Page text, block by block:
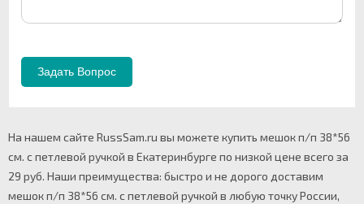
На нашем сайте RussSam.ru вы можете купить мешок п/п 38*56
см. с петлевой ручкой в Екатеринбурге по низкой цене всего за
29 руб. Наши преимущества: быстро и не дорого доставим
мешок п/п 38*56 см. с петлевой ручкой в любую точку России,